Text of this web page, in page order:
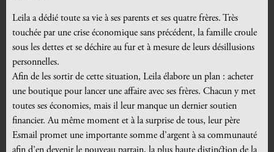
Leila a dédié toute sa vie à ses parents et ses quatre frères. Très
touchée par une crise économique sans précédent, la famille croule
sous les dettes et se déchire au fur et à mesure de leurs désillusions
personnelles.
Afin de les sortir de cette situation, Leila élabore un plan : acheter
une boutique pour lancer une affaire avec ses frères. Chacun y met
toutes ses économies, mais il leur manque un dernier soutien
financier. Au même moment et à la surprise de tous, leur père
Esmail promet une importante somme d’argent à sa communauté
afin d’en devenir le nouveau parrain, la plus haute distinction de la